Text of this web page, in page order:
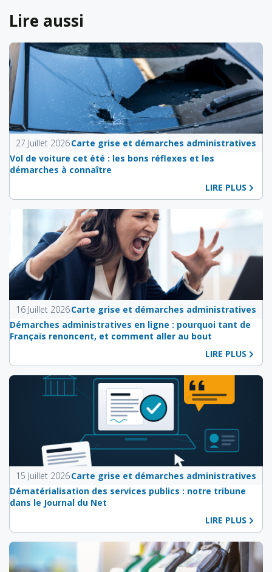
Lire aussi
27 Juillet 2026Carte grise et démarches administratives
Vol de voiture cet été : les bons réflexes et les
démarches à connaître
LIRE PLUS
16 Juillet 2026Carte grise et démarches administratives
Démarches administratives en ligne : pourquoi tant de
Français renoncent, et comment aller au bout
LIRE PLUS
15 Juillet 2026Carte grise et démarches administratives
Dématérialisation des services publics : notre tribune
dans le Journal du Net
LIRE PLUS